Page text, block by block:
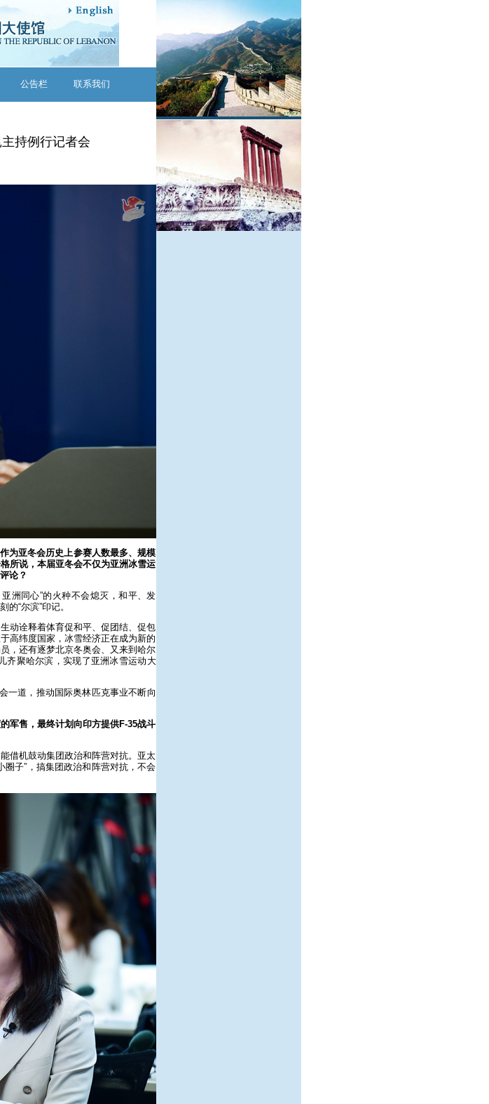
公告栏 联系我们
持例行记者会
为亚冬会历史上参赛人数最多、规模
所说，本届亚冬会不仅为亚洲冰雪运
论？
洲同心”的火种不会熄灭，和平、发
“尔滨”印记。
动诠释着体育促和平、促团结、促包
高纬度国家，冰雪经济正在成为新的
，还有逐梦北京冬奥会、又来到哈尔
齐聚哈尔滨，实现了亚洲冰雪运动大
一道，推动国际奥林匹克事业不断向
军售，最终计划向印方提供F-35战斗
借机鼓动集团政治和阵营对抗。亚太
子”，搞集团政治和阵营对抗，不会